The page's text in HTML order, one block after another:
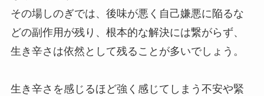
その場しのぎでは、後味が悪く自己嫌悪に陥るな
どの副作用が残り、根本的な解決には繋がらず、
生き辛さは依然として残ることが多いでしょう。
生き辛さを感じるほど強く感じてしまう不安や緊